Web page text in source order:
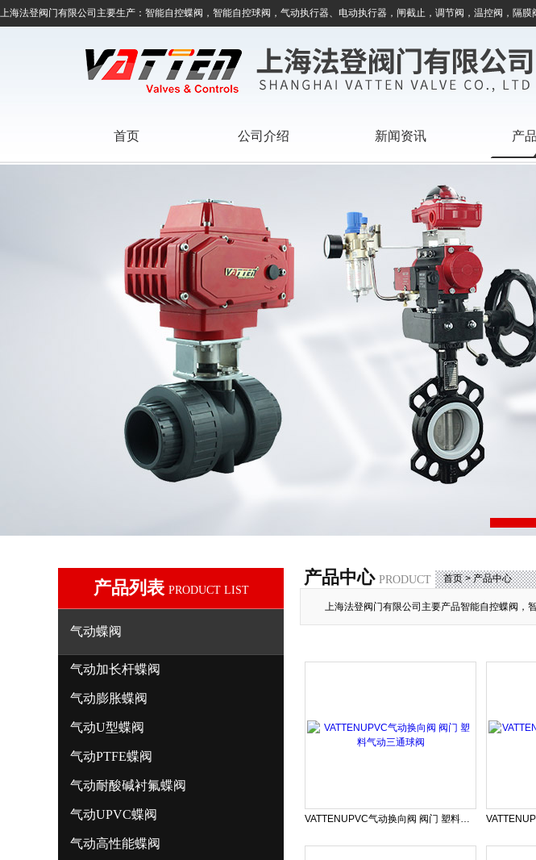
上海法登阀门有限公司主要生产：智能自控蝶阀，智能自控球阀，气动执行器、电动执行器，闸截止，调节阀，温控阀，隔膜
首页 公司介绍 新闻资讯 产
产品列表 PRODUCT LIST
气动蝶阀
气动加长杆蝶阀
气动膨胀蝶阀
气动U型蝶阀
气动PTFE蝶阀
气动耐酸碱衬氟蝶阀
气动UPVC蝶阀
气动高性能蝶阀
产品中心 PRODUCT 首页> 产品中心
上海法登阀门有限公司主要产品智能自控蝶阀，
VATTENUPVC气动换向阀 阀门 塑料气动三通球阀